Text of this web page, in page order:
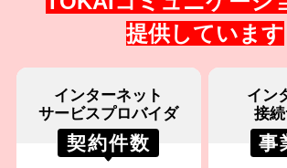
提供しています
インターネット
サービスプロバイダ
契約件数
イン
接
事